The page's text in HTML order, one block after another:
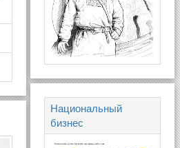
Национальный
бизнес